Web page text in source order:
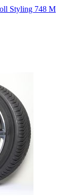
Styling 748 M